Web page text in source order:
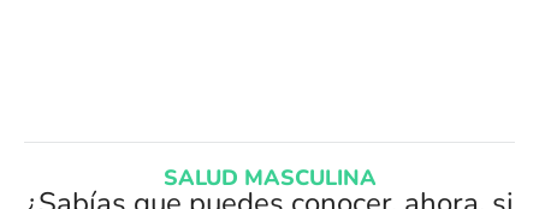
SALUD MASCULINA